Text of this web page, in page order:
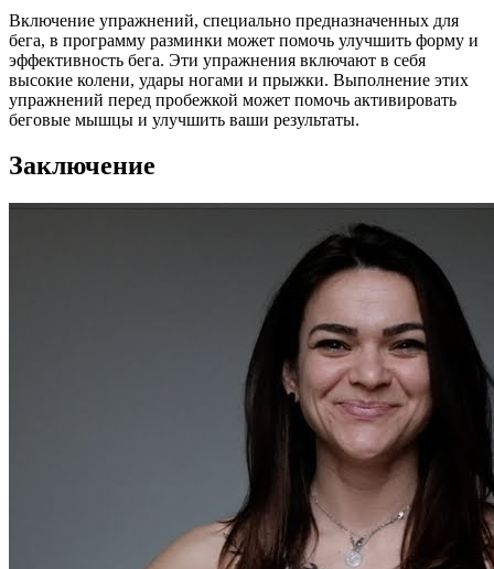
Включение упражнений, специально предназначенных для
бега, в программу разминки может помочь улучшить форму и
эффективность бега. Эти упражнения включают в себя
высокие колени, удары ногами и прыжки. Выполнение этих
упражнений перед пробежкой может помочь активировать
беговые мышцы и улучшить ваши результаты.
Заключение